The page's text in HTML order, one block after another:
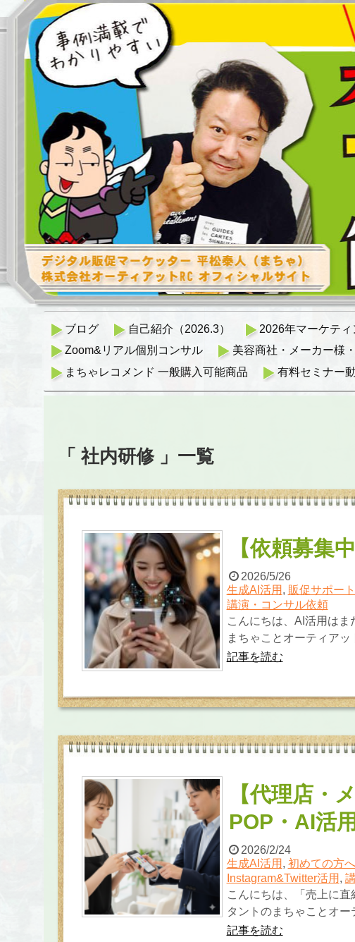
ブログ 自己紹介（2026.3） 2026年マーケテ
Zoom&リアル個別コンサル
美容商社・メーカー様
まちゃレコメンド 一般購入可能商品
有料セミナー
「 社内研修 」一覧
【依頼募集
2026/5/26
生成AI活用 , 販促サポー
講演・コンサル依頼
こんにちは、AI活用は
まちゃことオーティアッ
記事を読む
【代理店・
POP・AI活
2026/2/24
生成AI活用 , 初めての方へ
Instagram&Twitter活用 ,
こんにちは、「売上に
タントのまちゃことオ
記事を読む